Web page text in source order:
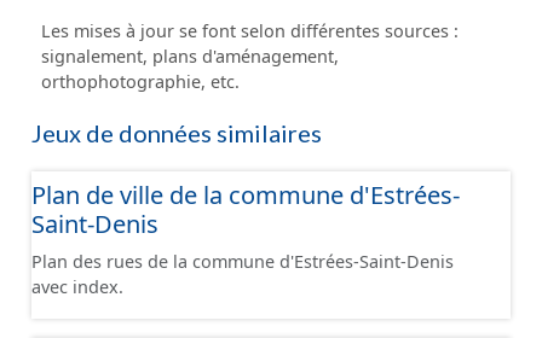
Les mises à jour se font selon différentes sources :
signalement, plans d'aménagement,
orthophotographie, etc.
Jeux de données similaires
Plan de ville de la commune d'Estrées-
Saint-Denis
Plan des rues de la commune d'Estrées-Saint-Denis
avec index.